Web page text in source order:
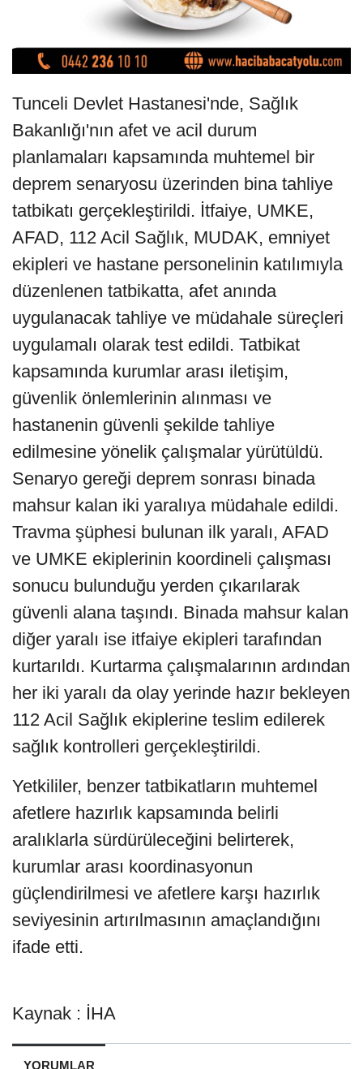
Tunceli Devlet Hastanesi'nde, Sağlık
Bakanlığı'nın afet ve acil durum
planlamaları kapsamında muhtemel bir
deprem senaryosu üzerinden bina tahliye
tatbikatı gerçekleştirildi. İtfaiye, UMKE,
AFAD, 112 Acil Sağlık, MUDAK, emniyet
ekipleri ve hastane personelinin katılımıyla
düzenlenen tatbikatta, afet anında
uygulanacak tahliye ve müdahale süreçleri
uygulamalı olarak test edildi. Tatbikat
kapsamında kurumlar arası iletişim,
güvenlik önlemlerinin alınması ve
hastanenin güvenli şekilde tahliye
edilmesine yönelik çalışmalar yürütüldü.
Senaryo gereği deprem sonrası binada
mahsur kalan iki yaralıya müdahale edildi.
Travma şüphesi bulunan ilk yaralı, AFAD
ve UMKE ekiplerinin koordineli çalışması
sonucu bulunduğu yerden çıkarılarak
güvenli alana taşındı. Binada mahsur kalan
diğer yaralı ise itfaiye ekipleri tarafından
kurtarıldı. Kurtarma çalışmalarının ardından
her iki yaralı da olay yerinde hazır bekleyen
112 Acil Sağlık ekiplerine teslim edilerek
sağlık kontrolleri gerçekleştirildi.
Yetkililer, benzer tatbikatların muhtemel
afetlere hazırlık kapsamında belirli
aralıklarla sürdürüleceğini belirterek,
kurumlar arası koordinasyonun
güçlendirilmesi ve afetlere karşı hazırlık
seviyesinin artırılmasının amaçlandığını
ifade etti.
Kaynak : İHA
YORUMLAR